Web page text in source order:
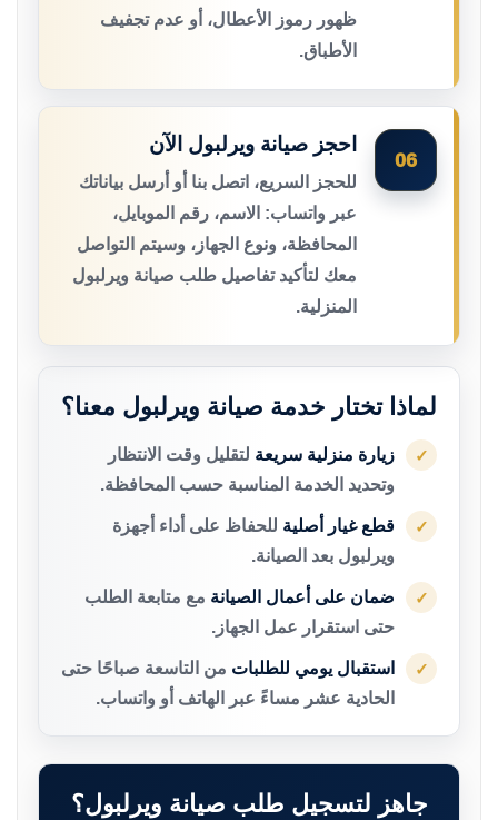
ظهور رموز الأعطال، أو عدم تجفيف
الأطباق.
06
احجز صيانة ويرلبول الآن
للحجز السريع، اتصل بنا أو أرسل بياناتك
عبر واتساب: الاسم، رقم الموبايل،
المحافظة، ونوع الجهاز، وسيتم التواصل
معك لتأكيد تفاصيل طلب صيانة ويرلبول
المنزلية.
لماذا تختار خدمة صيانة ويرلبول معنا؟
✓ زيارة منزلية سريعة لتقليل وقت الانتظار
وتحديد الخدمة المناسبة حسب المحافظة.
✓ قطع غيار أصلية للحفاظ على أداء أجهزة
ويرلبول بعد الصيانة.
✓ ضمان على أعمال الصيانة مع متابعة الطلب
حتى استقرار عمل الجهاز.
✓ استقبال يومي للطلبات من التاسعة صباحًا حتى
الحادية عشر مساءً عبر الهاتف أو واتساب.
جاهز لتسجيل طلب صيانة ويرلبول؟